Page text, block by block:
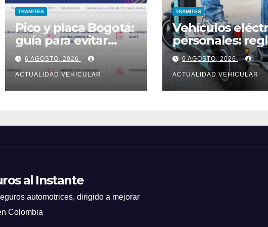
TRAMITES
Pico y placa Bogotá:
guía para evitar
multa
6 AGOSTO, 2026
ACTUALIDAD VEHICULAR
TRAMITES
Vehículos
personales:
en Colombia
6 AGOSTO, 2026
ACTUALIDAD VEHICULAR
al Instante
automotrices, dirigido a mejorar
Colombia